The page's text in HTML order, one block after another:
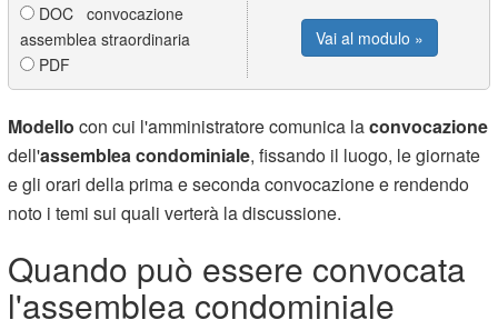
DOC convocazione
assemblea straordinaria
PDF
Vai al modulo »
Modellocon cui l'amministratore comunica laconvocazione
dell'assemblea condominiale, fissando il luogo, le giornate
e gli orari della prima e seconda convocazione e rendendo
noto i temi sui quali verterà la discussione.
Quando può essere convocata
l'assemblea condominiale